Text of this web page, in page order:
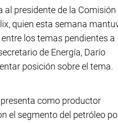
al presidente de la Comisión
quien esta semana
los temas pendientes a
de Energía, Darío
posición sobre el tema.
como productor
el segmento del petróleo